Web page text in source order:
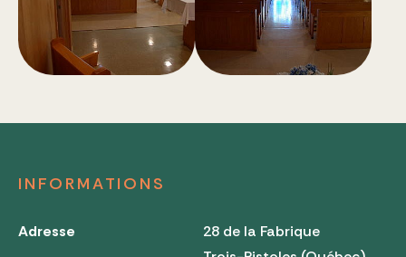
INFORMATIONS
Adresse
28 de la Fabrique